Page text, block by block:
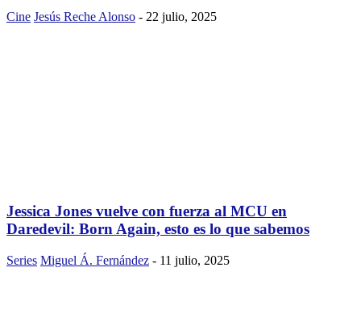
Cine Jesús Reche Alonso - 22 julio, 2025
Jessica Jones vuelve con fuerza al MCU en
Daredevil: Born Again, esto es lo que sabemos
Series Miguel Á. Fernández - 11 julio, 2025